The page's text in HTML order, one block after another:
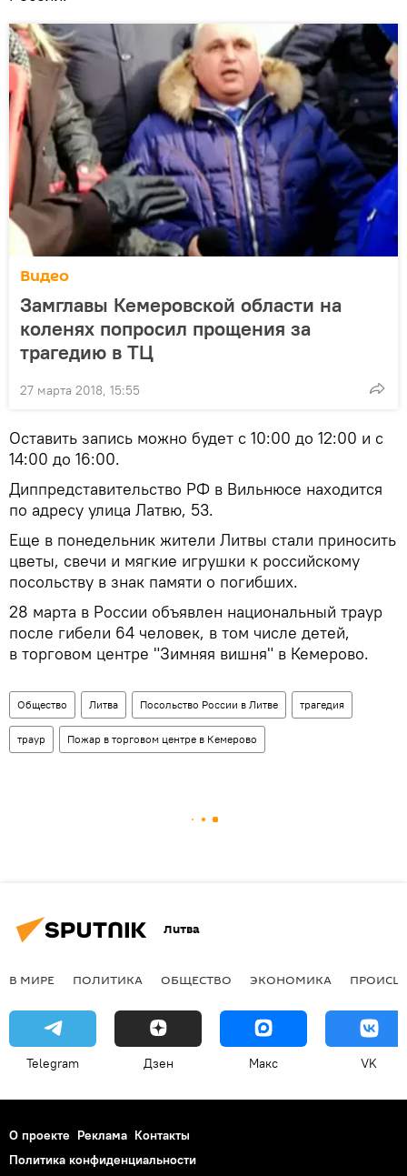
Видео
Замглавы Кемеровской области на
коленях попросил прощения за
трагедию в ТЦ
27 марта 2018, 15:55
Оставить запись можно будет с 10:00 до 12:00 и с
14:00 до 16:00.
Диппредставительство РФ в Вильнюсе находится
по адресу улица Латвю, 53.
Еще в понедельник жители Литвы стали приносить
цветы, свечи и мягкие игрушки к российскому
посольству в знак памяти о погибших.
28 марта в России объявлен национальный траур
после гибели 64 человек, в том числе детей,
в торговом центре "Зимняя вишня" в Кемерово.
Общество Литва Посольство России в Литве трагедия
траур Пожар в торговом центре в Кемерово
Литва
В МИРЕ ПОЛИТИКА ОБЩЕСТВО ЭКОНОМИКА
Telegram Дзен Макс VK
О проекте Реклама Контакты
Политика конфиденциальности